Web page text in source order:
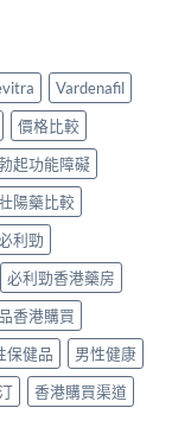
Vardenafil
價格比較
起功能障礙
陽藥比較
利勁
必利勁香港藥房
香港購買
保健品
男性健康
香港購買渠道